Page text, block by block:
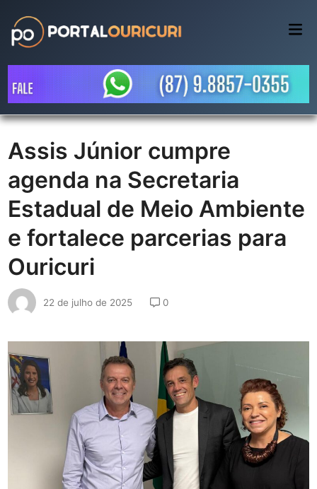
content
Assis Júnior cumpre
agenda na Secretaria
Estadual de Meio Ambiente
e fortalece parcerias para
Ouricuri
22 de julho de 2025 0